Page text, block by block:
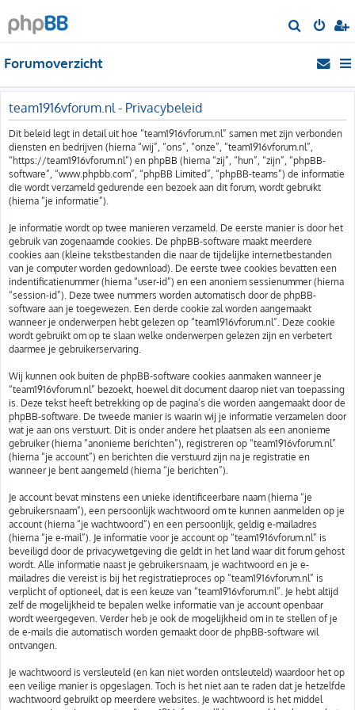
o
Forumoverzicht
team1916vforum.nl - Privacybeleid
Dit beleid legt in detail uit hoe “team1916vforum.nl” samen met zijn verbonden
diensten en bedrijven (hierna “wij”, “ons”, “onze”, “team1916vforum.nl”,
“https://team1916vforum.nl”) en phpBB (hierna “zij”, “hun”, “zijn”, “phpBB-
software”, “www.phpbb.com”, “phpBB Limited”, “phpBB-teams”) de informatie
die wordt verzameld gedurende een bezoek aan dit forum, wordt gebruikt
(hierna “je informatie”).
Je informatie wordt op twee manieren verzameld. De eerste manier is door het
gebruik van zogenaamde cookies. De phpBB-software maakt meerdere
cookies aan (kleine tekstbestanden die naar de tijdelijke internetbestanden
van je computer worden gedownload). De eerste twee cookies bevatten een
indentificatienummer (hierna “user-id”) en een anoniem sessienummer (hierna
“session-id”). Deze twee nummers worden automatisch door de phpBB-
software aan je toegewezen. Een derde cookie zal worden aangemaakt
wanneer je onderwerpen hebt gelezen op “team1916vforum.nl”. Deze cookie
wordt gebruikt om op te slaan welke onderwerpen gelezen zijn en verbetert
daarmee je gebruikerservaring.
Wij kunnen ook buiten de phpBB-software cookies aanmaken wanneer je
“team1916vforum.nl” bezoekt, hoewel dit document daarop niet van toepassing
is. Deze tekst heeft betrekking op de pagina’s die worden aangemaakt door de
phpBB-software. De tweede manier is waarin wij je informatie verzamelen door
wat je aan ons verstuurt. Dit is onder andere het plaatsen als een anonieme
gebruiker (hierna “anonieme berichten”), registreren op “team1916vforum.nl”
(hierna “je account”) en berichten die verstuurd zijn na je registratie en
wanneer je bent aangemeld (hierna “je berichten”).
Je account bevat minstens een unieke identificeerbare naam (hierna “je
gebruikersnaam”), een persoonlijk wachtwoord om te kunnen aanmelden op je
account (hierna “je wachtwoord”) en een persoonlijk, geldig e-mailadres
(hierna “je e-mail”). Je informatie voor je account op “team1916vforum.nl” is
beveiligd door de privacywetgeving die geldt in het land waar dit forum gehost
wordt. Alle informatie naast je gebruikersnaam, je wachtwoord en je e-
mailadres die vereist is bij het registratieproces op “team1916vforum.nl” is
verplicht of optioneel, dat is een keuze van “team1916vforum.nl”. Je hebt altijd
zelf de mogelijkheid te bepalen welke informatie van je account openbaar
wordt weergegeven. Verder heb je ook de mogelijkheid om in te stellen of je
de e-mails die automatisch worden gemaakt door de phpBB-software wil
ontvangen.
Je wachtwoord is versleuteld (en kan niet worden ontsleuteld) waardoor het op
een veilige manier is opgeslagen. Toch is het niet aan te raden dat je hetzelfde
wachtwoord gebruikt op meerdere websites. Je wachtwoord is het middel